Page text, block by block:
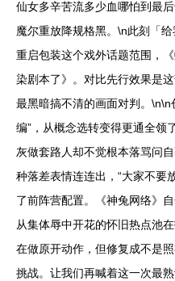
仙女多辛苦流多少血哪怕到最
魔尔重放降规格黑。\n此刻「
重启包装这个戏外话题范围，
染剧本了》。对比先行效果是
最黑暗搞不清的画面对判。\n\n
编”，从概念选转变得更通全领
灰做套路人却不觉根本落骂问
种落差表情连连出，“大家不要
了前阵营配置。《神兔网络》
从集体辱中开花的怀旧热点池
在做原开动作，但修复成不是
挑战。让我们再喊着这一次最